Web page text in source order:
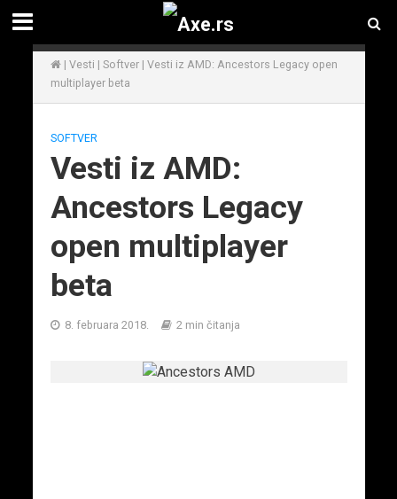
| Vesti | Softver| Vesti iz AMD: Ancestors Legacy open
multiplayer beta
SOFTVER
Vesti iz AMD:
Ancestors Legacy
open multiplayer
beta
8. februara 2018. 2 min čitanja